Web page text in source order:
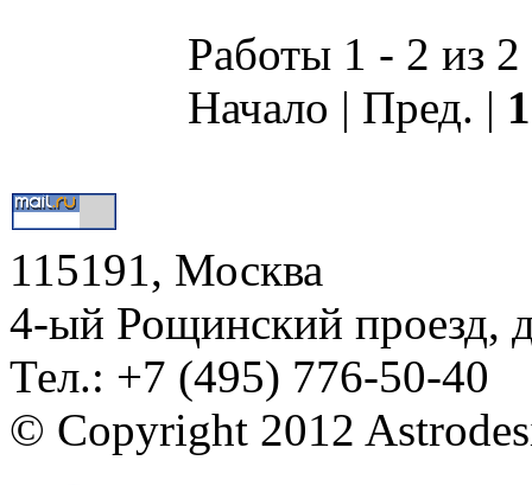
Работы 1 - 2 из 2
Начало | Пред. | 1
115191, Москва
4-ый Рощинский проезд,
Тел.: +7 (495) 776-50-40
© Copyright 2012